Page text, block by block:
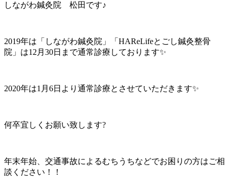
しながわ鍼灸院 松田です♪
2019年は「しながわ鍼灸院」「HAReLifeとごし鍼灸整骨
院」は12月30日まで通常診療しております✨
2020年は1月6日より通常診療とさせていただきます✨
何卒宜しくお願い致します?
年末年始、交通事故によるむちうちなどでお困りの方はご相
談ください！！